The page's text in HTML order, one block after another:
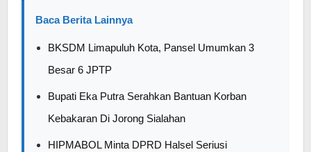
Baca Berita Lainnya
BKSDM Limapuluh Kota, Pansel Umumkan 3
Besar 6 JPTP
Bupati Eka Putra Serahkan Bantuan Korban
Kebakaran Di Jorong Sialahan
HIPMABOL Minta DPRD Halsel Seriusi